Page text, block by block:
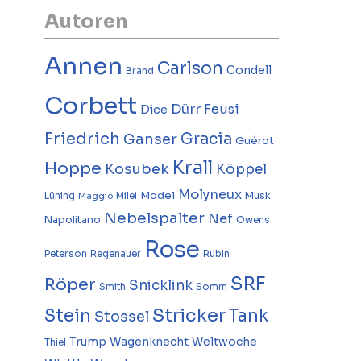
Autoren
Annen Brand Carlson Condell
Corbett Dice Dürr Feusi
Friedrich Ganser Gracia Guérot
Hoppe Kosubek Krall Köppel
Lüning Maggio Milei Model Molyneux Musk
Napolitano Nebelspalter Nef Owens
Peterson Regenauer Rose Rubin
Röper Smith Snicklink Somm SRF
Stein Stossel StrickerTank
Thiel Trump Wagenknecht Weltwoche